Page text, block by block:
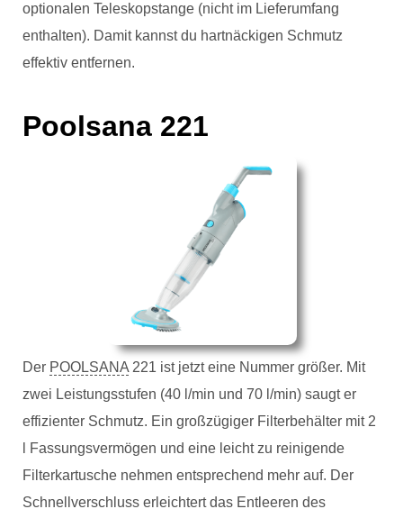
optionalen Teleskopstange (nicht im Lieferumfang
enthalten). Damit kannst du hartnäckigen Schmutz
effektiv entfernen.
Poolsana 221
Der POOLSANA 221 ist jetzt eine Nummer größer. Mit
zwei Leistungsstufen (40 l/min und 70 l/min) saugt er
effizienter Schmutz. Ein großzügiger Filterbehälter mit 2
l Fassungsvermögen und eine leicht zu reinigende
Filterkartusche nehmen entsprechend mehr auf. Der
Schnellverschluss erleichtert das Entleeren des